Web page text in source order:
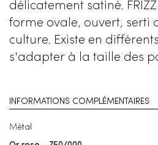
délicatement satiné.
forme ovale, ouvert, serti
culture. Existe en
s'adapter à la taille des
INFORMATIONS COMPLÉMENTAIRES
Métal